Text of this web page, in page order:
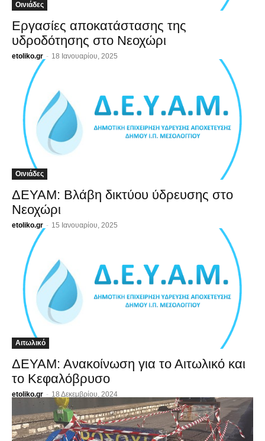
Οινιάδες
Εργασίες αποκατάστασης της
υδροδότησης στο Νεοχώρι
etoliko.gr - 18 Ιανουαρίου, 2025
Οινιάδες
ΔΕΥΑΜ: Βλάβη δικτύου ύδρευσης στο
Νεοχώρι
etoliko.gr - 15 Ιανουαρίου, 2025
Αιτωλικό
ΔΕΥΑΜ: Ανακοίνωση για το Αιτωλικό και
το Κεφαλόβρυσο
etoliko.gr - 18 Δεκεμβρίου, 2024